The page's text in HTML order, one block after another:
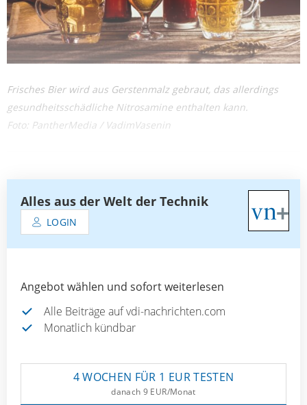
Frisches Bier wird aus Gerstenmalz gebraut, das allerdings
gesundheitsschädliche Nitrosamine enthalten kann.
Foto: PantherMedia / VadimVasenin
Alles aus der Welt der Technik
LOGIN
Angebot wählen und sofort weiterlesen
Alle Beiträge auf vdi-nachrichten.com
Monatlich kündbar
4 WOCHEN FÜR 1 EUR TESTEN
danach 9 EUR/Monat